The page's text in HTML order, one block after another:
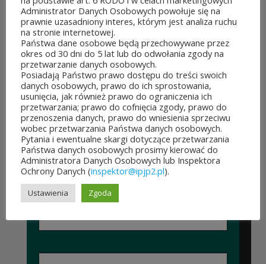
Obywatelskiego Mazowsza.
To mieszkańcy zdecydują,
które pomysły dostaną
dofinansowanie z budżetu
samorządu województwa
mazowieckiego. Do rozdania
jest aż 30 mln zł! Mieszkańcy
województwa mazowieckiego
po...
CZYTAJ DALEJ
Administrator Danych Osobowych powołuje się na
prawnie uzasadniony interes, którym jest analiza ruchu
na stronie internetowej.
Państwa dane osobowe będą przechowywane przez
okres od 30 dni do 5 lat lub do odwołania zgody na
przetwarzanie danych osobowych.
Posiadają Państwo prawo dostępu do treści swoich
danych osobowych, prawo do ich sprostowania,
usunięcia, jak również prawo do ograniczenia ich
przetwarzania; prawo do cofnięcia zgody, prawo do
przenoszenia danych, prawo do wniesienia sprzeciwu
wobec przetwarzania Państwa danych osobowych.
Pytania i ewentualne skargi dotyczące przetwarzania
Państwa danych osobowych prosimy kierować do
Administratora Danych Osobowych lub Inspektora
Ochrony Danych (inspektor@ipjp2.pl).
Ustawienia Zgoda